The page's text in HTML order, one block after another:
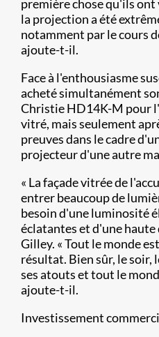
première chose qu'ils ont
la projection a été
notamment par le cours
ajoute-t-il.
Face à l'enthousiasme
acheté simultanément
Christie HD14K-M pour
vitré, mais seulement
preuves dans le cadre
projecteur d'une autre
« La façade vitrée de
entrer beaucoup de
besoin d'une luminosité
éclatantes et d'une
Gilley. « Tout le monde
résultat. Bien sûr, le soir,
ses atouts et tout le
ajoute-t-il.
Investissement